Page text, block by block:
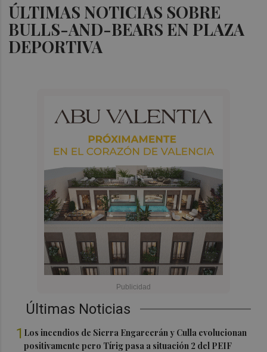
ÚLTIMAS NOTICIAS SOBRE
BULLS-AND-BEARS EN PLAZA
DEPORTIVA
Últimas Noticias
1 Los incendios de Sierra Engarcerán y Culla evolucionan
positivamente pero Tírig pasa a situación 2 del PEIF